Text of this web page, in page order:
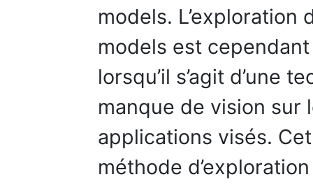
models. L’exploration
models est
lorsqu’il s’agit d’une
manque de vision sur
applications visés.
méthode